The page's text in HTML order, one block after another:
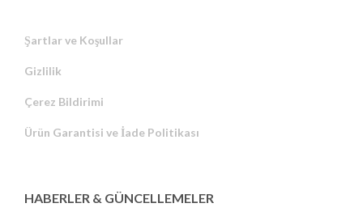
Şartlar ve Koşullar
Gizlilik
Çerez Bildirimi
Ürün Garantisi ve İade Politikası
HABERLER & GÜNCELLEMELER